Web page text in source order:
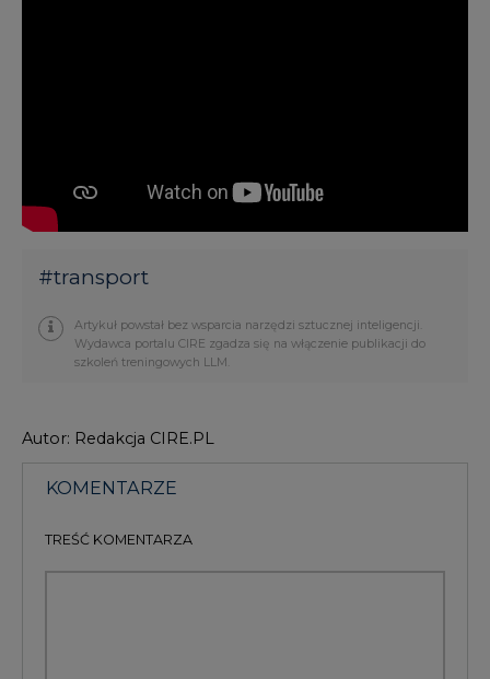
#transport
Artykuł powstał bez wsparcia narzędzi sztucznej inteligencji.
Wydawca portalu CIRE zgadza się na włączenie publikacji do
szkoleń treningowych LLM.
Autor: Redakcja CIRE.PL
KOMENTARZE
TREŚĆ KOMENTARZA